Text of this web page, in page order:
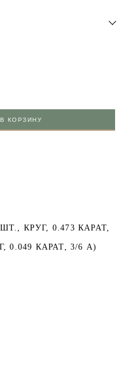
КОРЗИНУ
КРУГ, 0.473 КАРАТ,
0.049 КАРАТ, 3/6 А)